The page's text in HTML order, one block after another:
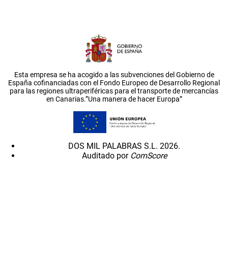
Esta empresa se ha acogido a las subvenciones del Gobierno de
España cofinanciadas con el Fondo Europeo de Desarrollo Regional
para las regiones ultraperiféricas para el transporte de mercancías
en Canarias.”Una manera de hacer Europa”
DOS MIL PALABRAS S.L. 2026.
Auditado por ComScore